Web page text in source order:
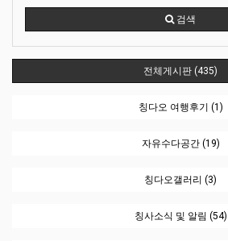
검색
전체게시판 (435)
칭다오 여행후기 (1)
자유수다공간 (19)
칭다오갤러리 (3)
칭사소식 및 알림 (54)